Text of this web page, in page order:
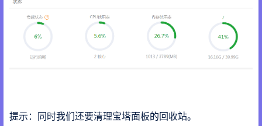
提示：同时我们还要清理宝塔面板的回收站。